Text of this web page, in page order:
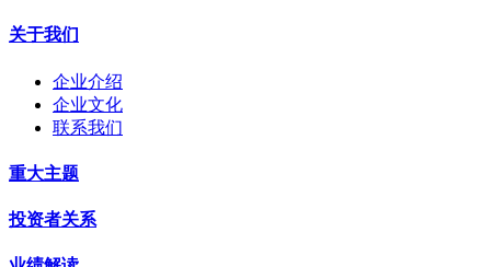
关于我们
企业介绍
企业文化
联系我们
重大主题
投资者关系